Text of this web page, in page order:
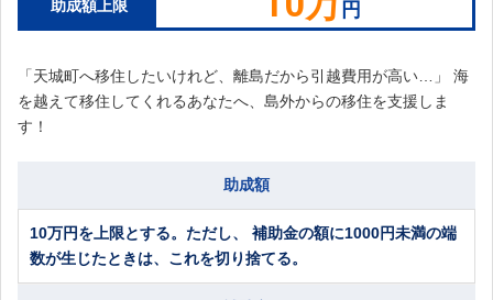
助成額上限 円
「天城町へ移住したいけれど、離島だから引越費用が高い…」 海
を越えて移住してくれるあなたへ、島外からの移住を支援しま
す！
助成額
10万円を上限とする。ただし、 補助金の額に1000円未満の端
数が生じたときは、これを切り捨てる。